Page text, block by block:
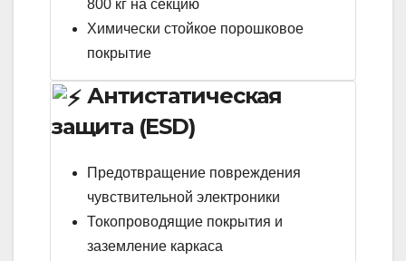
800 кг на секцию
Химически стойкое порошковое
покрытие
Антистатическая
защита (ESD)
Предотвращение повреждения
чувствительной электроники
Токопроводящие покрытия и
заземление каркаса